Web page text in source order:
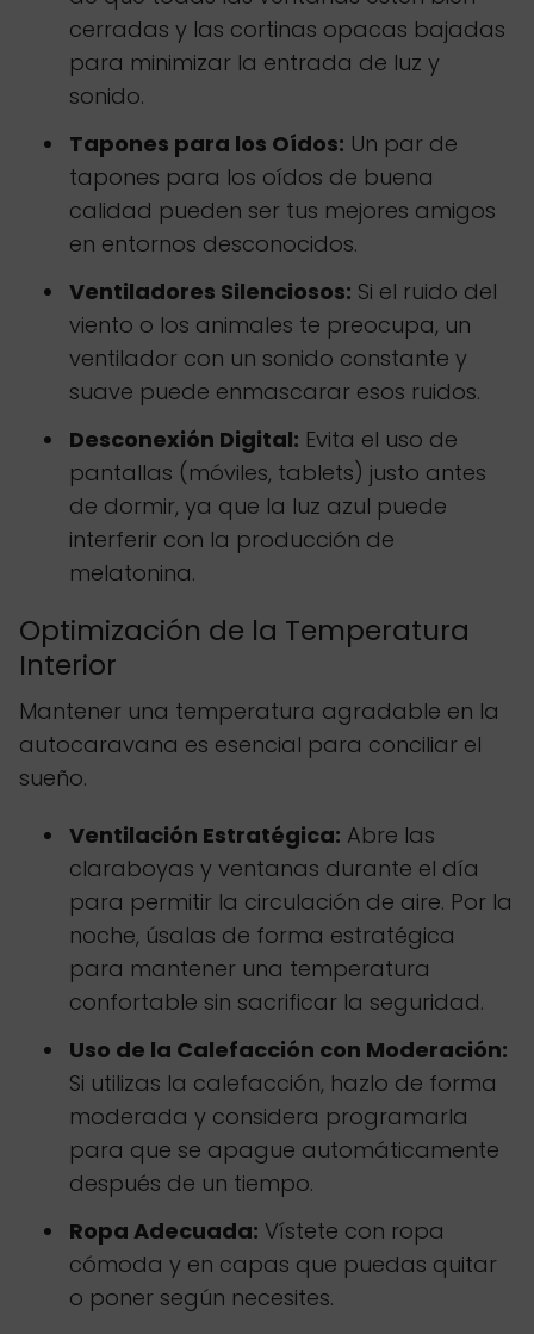
cerradas y las cortinas opacas bajadas
para minimizar la entrada de luz y
sonido.
Tapones para los Oídos: Un par de
tapones para los oídos de buena
calidad pueden ser tus mejores amigos
en entornos desconocidos.
Ventiladores Silenciosos: Si el ruido del
viento o los animales te preocupa, un
ventilador con un sonido constante y
suave puede enmascarar esos ruidos.
Desconexión Digital: Evita el uso de
pantallas (móviles, tablets) justo antes
de dormir, ya que la luz azul puede
interferir con la producción de
melatonina.
Optimización de la Temperatura
Interior
Mantener una temperatura agradable en la
autocaravana es esencial para conciliar el
sueño.
Ventilación Estratégica: Abre las
claraboyas y ventanas durante el día
para permitir la circulación de aire. Por la
noche, úsalas de forma estratégica
para mantener una temperatura
confortable sin sacrificar la seguridad.
Uso de la Calefacción con Moderación:
Si utilizas la calefacción, hazlo de forma
moderada y considera programarla
para que se apague automáticamente
después de un tiempo.
Ropa Adecuada: Vístete con ropa
cómoda y en capas que puedas quitar
o poner según necesites.